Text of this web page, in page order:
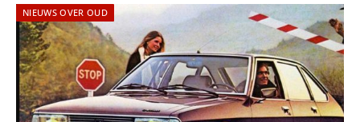
NIEUWS OVER OUD